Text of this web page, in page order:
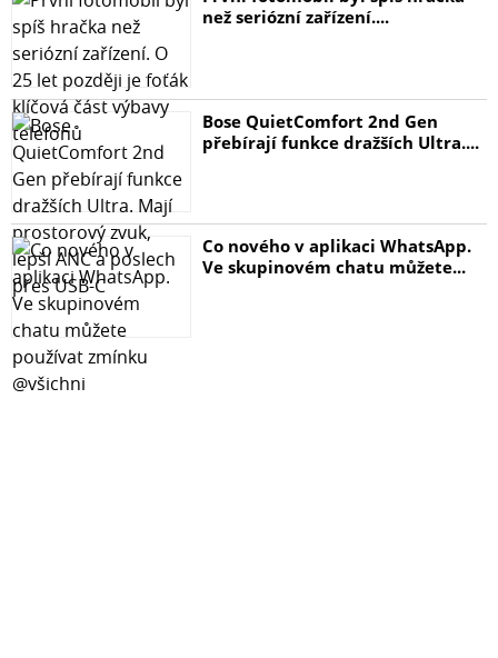
než seriózní zařízení....
Bose QuietComfort 2nd Gen
přebírají funkce dražších Ultra....
Co nového v aplikaci WhatsApp.
Ve skupinovém chatu můžete...